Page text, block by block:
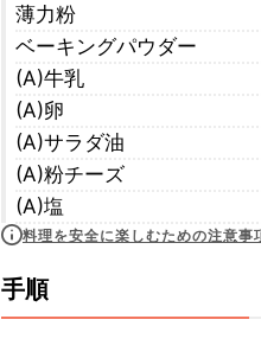
薄力粉
ベーキングパウダー
(A)牛乳
(A)卵
(A)サラダ油
(A)粉チーズ
(A)塩
料理を安全に楽しむための注意事
手順